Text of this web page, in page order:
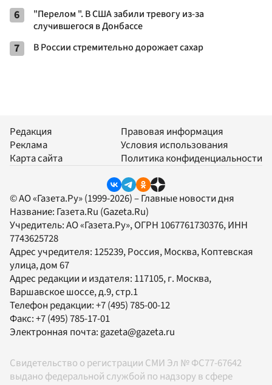
6
"Перелом ". В США забили тревогу из-за
случившегося в Донбассе
7 В России стремительно дорожает сахар
Редакция
Реклама
Карта сайта
Правовая информация
Условия использования
Политика конфиденциальности
© АО «Газета.Ру» (1999-2026) – Главные новости дня
Название: Газета.Ru (Gazeta.Ru)
Учредитель:АО «Газета.Ру», ОГРН 1067761730376, ИНН
7743625728
Адрес учредителя: 125239, Россия, Москва, Коптевская
улица, дом 67
Адрес редакции и издателя: 117105, г. Москва,
Варшавское шоссе, д.9, стр.1
Телефон редакции:+7 (495) 785-00-12
Факс:+7 (495) 785-17-01
Электронная почта:gazeta@gazeta.ru
Свидетельство о регистрации СМИ Эл № ФС77-67642
выдано федеральной службой по надзору в сфере